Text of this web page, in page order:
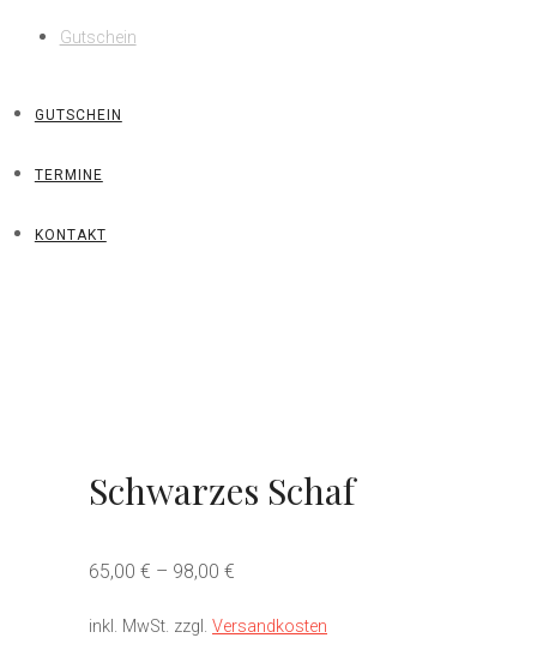
Gutschein
GUTSCHEIN
TERMINE
KONTAKT
Schwarzes Schaf
65,00 € – 98,00 €
inkl. MwSt. zzgl. Versandkosten